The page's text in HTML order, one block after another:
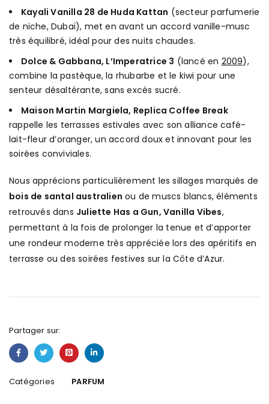
Kayali Vanilla 28 de Huda Kattan (secteur parfumerie
de niche, Dubaï), met en avant un accord vanille-musc
très équilibré, idéal pour des nuits chaudes.
Dolce & Gabbana, L’Imperatrice 3 (lancé en 2009),
combine la pastèque, la rhubarbe et le kiwi pour une
senteur désaltérante, sans excès sucré.
Maison Martin Margiela, Replica Coffee Break
rappelle les terrasses estivales avec son alliance café-
lait-fleur d’oranger, un accord doux et innovant pour les
soirées conviviales.
Nous apprécions particulièrement les sillages marqués de
bois de santal australien ou de muscs blancs, éléments
retrouvés dans Juliette Has a Gun, Vanilla Vibes,
permettant à la fois de prolonger la tenue et d’apporter
une rondeur moderne très appréciée lors des apéritifs en
terrasse ou des soirées festives sur la Côte d’Azur.
Partager sur:
Catégories PARFUM